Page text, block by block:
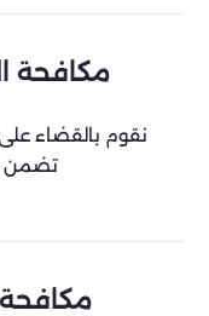
مكافحة
نقوم بالقضاء
تضمن